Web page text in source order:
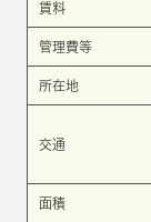
賃料
管理費等
所在地
交通
面積